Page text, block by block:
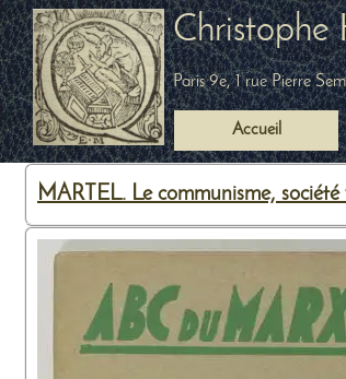
Christophe
Paris 9e, 1 rue Pierre
Accueil
MARTEL. Le communisme, société